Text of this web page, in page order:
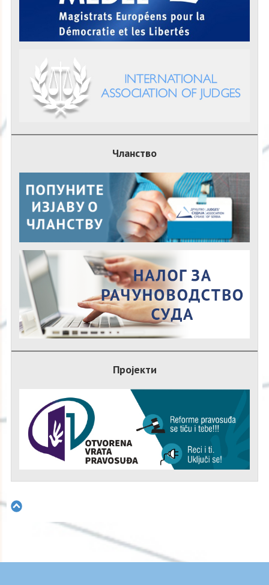
Чланство
Пројекти